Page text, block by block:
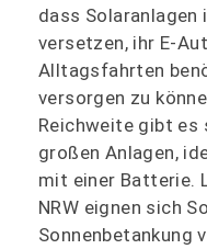
dass Solaranlagen
versetzen, ihr E-
Alltagsfahrten
versorgen zu
Reichweite gibt es
großen Anlagen,
mit einer Batterie.
NRW eignen sich
Sonnenbetankung